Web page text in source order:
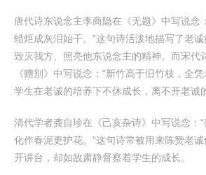
唐代诗东说念主李商隐在《无题》中写说念
蜡炬成灰泪始干。”这句诗活泼地描写了老诚
毁灭我方、照亮他东说念主的精神。而宋代
《赠别》中写说念：“新竹高于旧竹枝，全
学生在老诚的培养下不休成长，离不开老诚
清代学者龚自珍在《己亥杂诗》中写说念：“
化作春泥更护花。”这句诗常被用来陈赞老
开讲台，却如故肃静督察着学生的成长。